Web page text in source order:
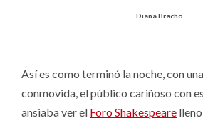
Diana Bracho
Así es como terminó la noche, con
conmovida, el público cariñoso con
ansiaba ver el Foro Shakespeare